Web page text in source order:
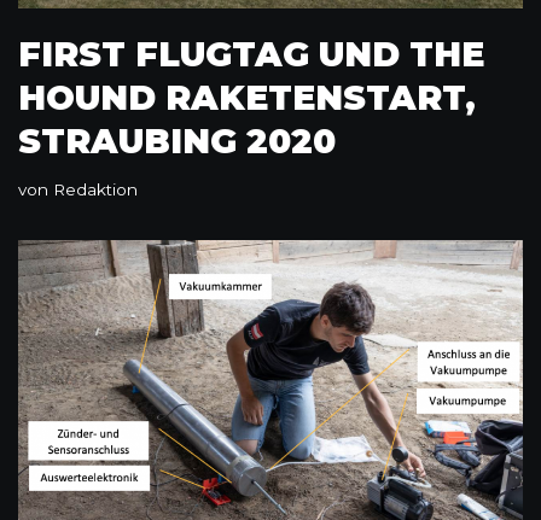
FIRST FLUGTAG UND THE
HOUND RAKETENSTART,
STRAUBING 2020
von Redaktion